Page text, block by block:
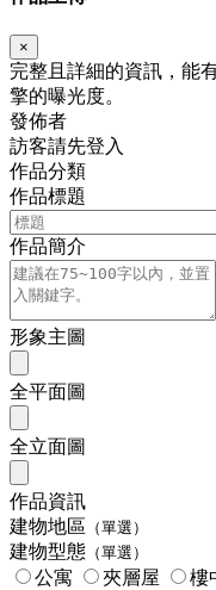
×
完整且詳細的資訊，能
擎的曝光度。
發佈者
訪客請先登入
作品分類
作品標題
作品簡介
形象主圖
全平面圖
全立面圖
作品資訊
建物地區 （單選）
建物型態 （單選）
公寓 夾層屋 樓